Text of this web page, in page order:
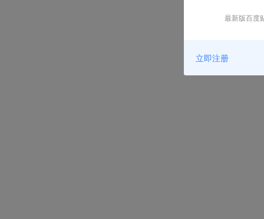
最新版百度
立即注册